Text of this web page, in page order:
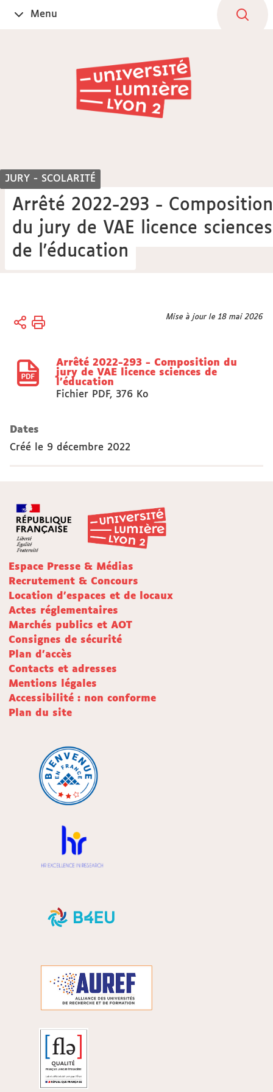
OuvrirMenu
JURY - SCOLARITÉ
Arrêté 2022-293 - Composition
du jury de VAE licence sciences
de l'éducation
Vous
Accueil
Arrêtés
Mise à jour le 18 mai 2026
Arrêté 2022-293 - Composition du
jury de VAE licence sciences de
l'éducation
Fichier PDF, 376 Ko
Dates
Créé le 9 décembre 2022
Espace Presse & Médias
Recrutement & Concours
Location d'espaces et de locaux
Actes réglementaires
Marchés publics et AOT
Consignes de sécurité
Plan d'accès
Contacts et adresses
Mentions légales
Accessibilité : non conforme
Plan du site